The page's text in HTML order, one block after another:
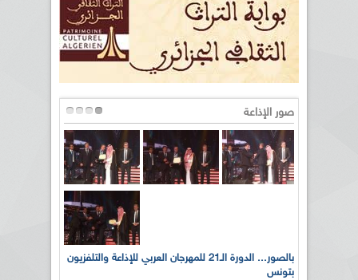
صور الإذاعة
بالصور... الدورة الـ21 للمهرجان العربي للإذاعة والتلفزيون
بتونس